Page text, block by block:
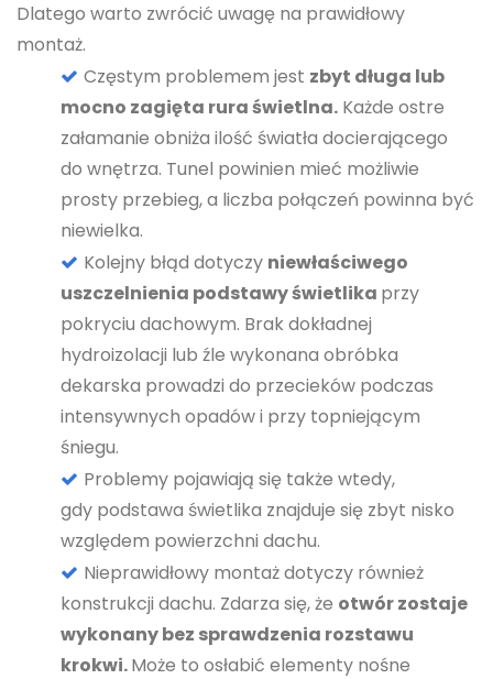
Dlatego warto zwrócić uwagę na prawidłowy
montaż.
Częstym problemem jest zbyt długa lub
mocno zagięta rura świetlna. Każde ostre
załamanie obniża ilość światła docierającego
do wnętrza. Tunel powinien mieć możliwie
prosty przebieg, a liczba połączeń powinna być
niewielka.
Kolejny błąd dotyczy niewłaściwego
uszczelnienia podstawy świetlika przy
pokryciu dachowym. Brak dokładnej
hydroizolacji lub źle wykonana obróbka
dekarska prowadzi do przecieków podczas
intensywnych opadów i przy topniejącym
śniegu.
Problemy pojawiają się także wtedy,
gdy podstawa świetlika znajduje się zbyt nisko
względem powierzchni dachu.
Nieprawidłowy montaż dotyczy również
konstrukcji dachu. Zdarza się, że otwór zostaje
wykonany bez sprawdzenia rozstawu
krokwi.Może to osłabić elementy nośne